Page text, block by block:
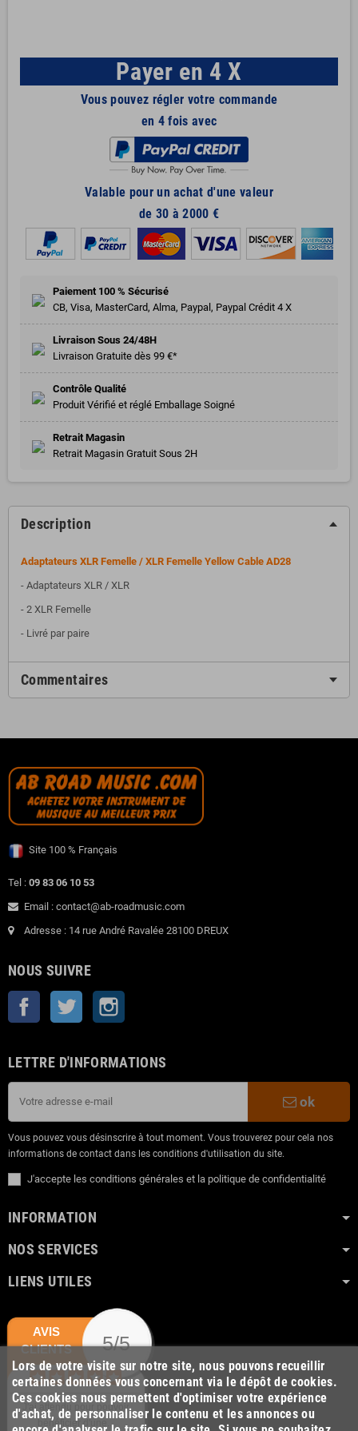
Payer en 4 X
Vous pouvez régler votre commande
en 4 fois avec
Valable pour un achat d'une valeur
de 30 à 2000 €
Paiement 100 % Sécurisé
CB, Visa, MasterCard, Alma, Paypal, Paypal Crédit 4 X
Livraison Sous 24/48H
Livraison Gratuite dès 99 €*
Contrôle Qualité
Produit Vérifié et réglé Emballage Soigné
Retrait Magasin
Retrait Magasin Gratuit Sous 2H
Description
Adaptateurs XLR Femelle / XLR Femelle Yellow Cable AD28
- Adaptateurs XLR / XLR
- 2 XLR Femelle
- Livré par paire
Commentaires
Site 100 % Français
Tel : 09 83 06 10 53
Email : contact@ab-roadmusic.com
Adresse : 14 rue André Ravalée 28100 DREUX
NOUS SUIVRE
Facebook Twitter
LETTRE D'INFORMATIONS
ok
Vous pouvez vous désinscrire à tout moment. Vous trouverez pour cela nos
informations de contact dans les conditions d'utilisation du site.
J'accepte les conditions générales et la politique de confidentialité
INFORMATION
NOS SERVICES
LIENS UTILES
Lors de votre visite sur notre site, nous pouvons recueillir
certaines données vous concernant via le dépôt de cookies.
Ces cookies nous permettent d'optimiser votre expérience
d'achat, de personnaliser le contenu et les annonces ou
AVIS
CLIENTS
5/5
J'ai attendu pour pouvoir
bénéficier d'une...